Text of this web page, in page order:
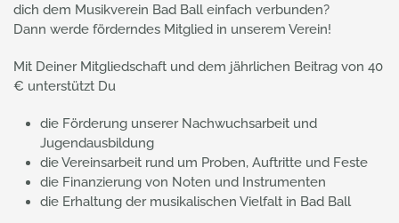
dich dem Musikverein Bad Ball einfach verbunden?
Dann werde förderndes Mitglied in unserem Verein!
Mit Deiner Mitgliedschaft und dem jährlichen Beitrag von 40
€ unterstützt Du
die Förderung unserer Nachwuchsarbeit und
Jugendausbildung
die Vereinsarbeit rund um Proben, Auftritte und Feste
die Finanzierung von Noten und Instrumenten
die Erhaltung der musikalischen Vielfalt in Bad Ball